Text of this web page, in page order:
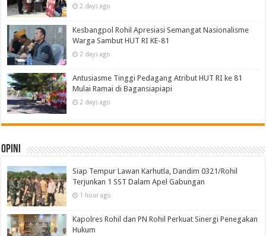
2 days ago
Kesbangpol Rohil Apresiasi Semangat Nasionalisme
Warga Sambut HUT RI KE-81
2 days ago
Antusiasme Tinggi Pedagang Atribut HUT RI ke 81
Mulai Ramai di Bagansiapiapi
2 days ago
Opini
Siap Tempur Lawan Karhutla, Dandim 0321/Rohil
Terjunkan 1 SST Dalam Apel Gabungan
1 hour ago
Kapolres Rohil dan PN Rohil Perkuat Sinergi Penegakan
Hukum